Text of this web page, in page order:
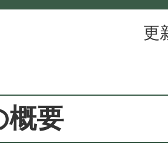
更
概要